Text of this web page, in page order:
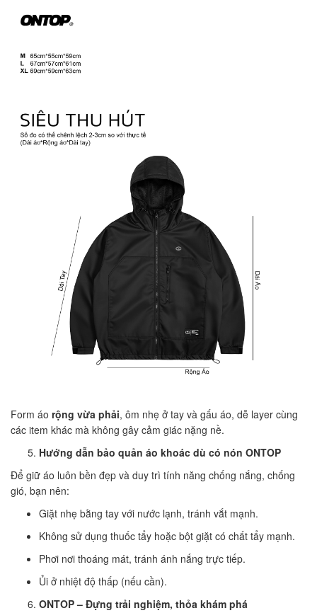
Form áo rộng vừa phải, ôm nhẹ ở tay và gấu áo, dễ layer cùng
các item khác mà không gây cảm giác nặng nề.
Hướng dẫn bảo quản áo khoác dù có nón ONTOP
Để giữ áo luôn bền đẹp và duy trì tính năng chống nắng, chống
gió, bạn nên:
Giặt nhẹ bằng tay với nước lạnh, tránh vắt mạnh.
Không sử dụng thuốc tẩy hoặc bột giặt có chất tẩy mạnh.
Phơi nơi thoáng mát, tránh ánh nắng trực tiếp.
Ủi ở nhiệt độ thấp (nếu cần).
ONTOP – Đựng trải nghiệm, thỏa khám phá